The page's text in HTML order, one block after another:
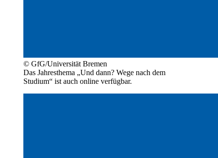
© GfG/Universität Bremen
Das Jahresthema „Und dann? Wege nach dem
Studium“ ist auch online verfügbar.